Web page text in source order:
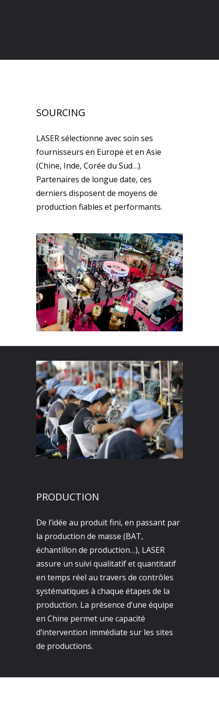
SOURCING
LASER sélectionne avec soin ses
fournisseurs en Europe et en Asie
(Chine, Inde, Corée du Sud…).
Partenaires de longue date, ces
derniers disposent de moyens de
production fiables et performants.
PRODUCTION
De l’idée au produit fini, en passant par
la production de masse (BAT,
échantillon de production…), LASER
assure un suivi qualitatif et quantitatif
en temps réel au travers de contrôles
systématiques à chaque étapes de la
production. La présence d’une équipe
en Chine permet une capacité
d’intervention immédiate sur les sites
de productions.